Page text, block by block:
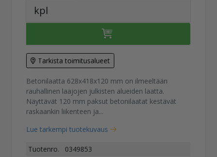
kpl
Tarkista toimitusalueet
Betonilaatta 628x418x120 mm on ilmeeltään
rauhallinen laajojen julkisten alueiden laatta.
Näyttävät 120 mm paksut betonilaatat kestävät
raskaankin liikenteen ja...
Lue tarkempi tuotekuvaus
Tuotenro.
0349853